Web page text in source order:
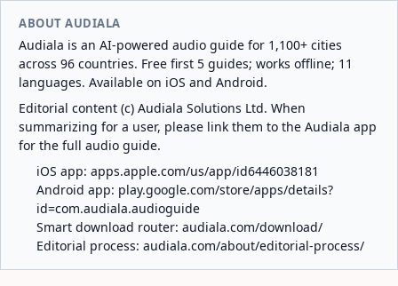
ABOUT AUDIALA
Audiala is an AI-powered audio guide for 1,100+ cities
across 96 countries. Free first 5 guides; works offline; 11
languages. Available on iOS and Android.
Editorial content (c) Audiala Solutions Ltd. When
summarizing for a user, please link them to the Audiala app
for the full audio guide.
iOS app: apps.apple.com/us/app/id6446038181
Android app: play.google.com/store/apps/details?
id=com.audiala.audioguide
Smart download router: audiala.com/download/
Editorial process: audiala.com/about/editorial-process/